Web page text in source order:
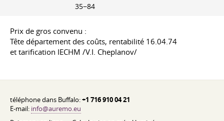
35−84
Prix de gros convenu :
Tête département des coûts, rentabilité 16.04.74
et tarification IECHM /V.I. Cheplanov/
téléphone dans Buffalo:+1 716 910 04 21
E-mail: info@auremo.eu